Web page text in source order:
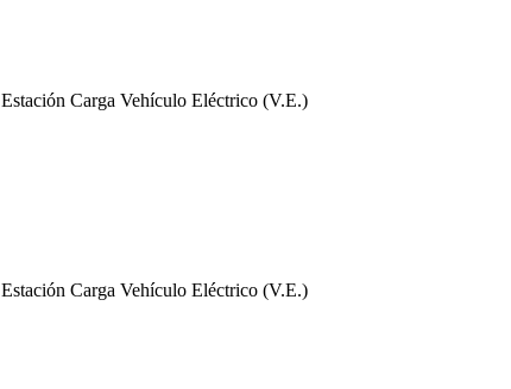
Estación Carga Vehículo Eléctrico (V.E.)
Estación Carga Vehículo Eléctrico (V.E.)